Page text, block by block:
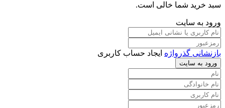
سبد خرید شما خالی است.
ورود به سایت
بازنشانی گذرواژه ایجاد حساب کاربری
ورود به سایت